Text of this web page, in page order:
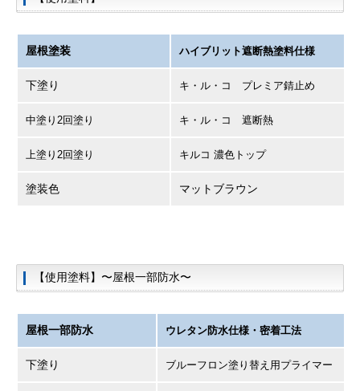
屋根塗装 ハイブリット遮断熱塗料仕様
下塗り キ・ル・コ プレミア錆止め
中塗り2回塗り キ・ル・コ 遮断熱
上塗り2回塗り キルコ 濃色トップ
塗装色 マットブラウン
【使用塗料】〜屋根一部防水〜
屋根一部防水 ウレタン防水仕様・密着工法
下塗り ブルーフロン塗り替え用プライマー